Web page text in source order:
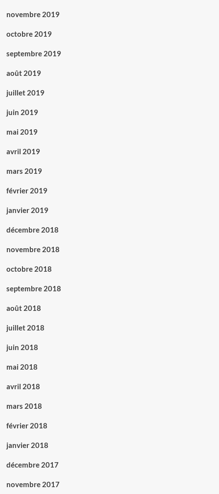
novembre 2019
octobre 2019
septembre 2019
août 2019
juillet 2019
juin 2019
mai 2019
avril 2019
mars 2019
février 2019
janvier 2019
décembre 2018
novembre 2018
octobre 2018
septembre 2018
août 2018
juillet 2018
juin 2018
mai 2018
avril 2018
mars 2018
février 2018
janvier 2018
décembre 2017
novembre 2017